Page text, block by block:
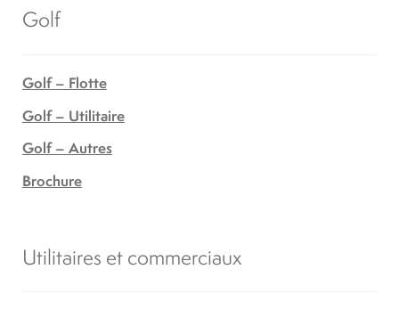
Golf
Golf – Flotte
Golf – Utilitaire
Golf – Autres
Brochure
Utilitaires et commerciaux